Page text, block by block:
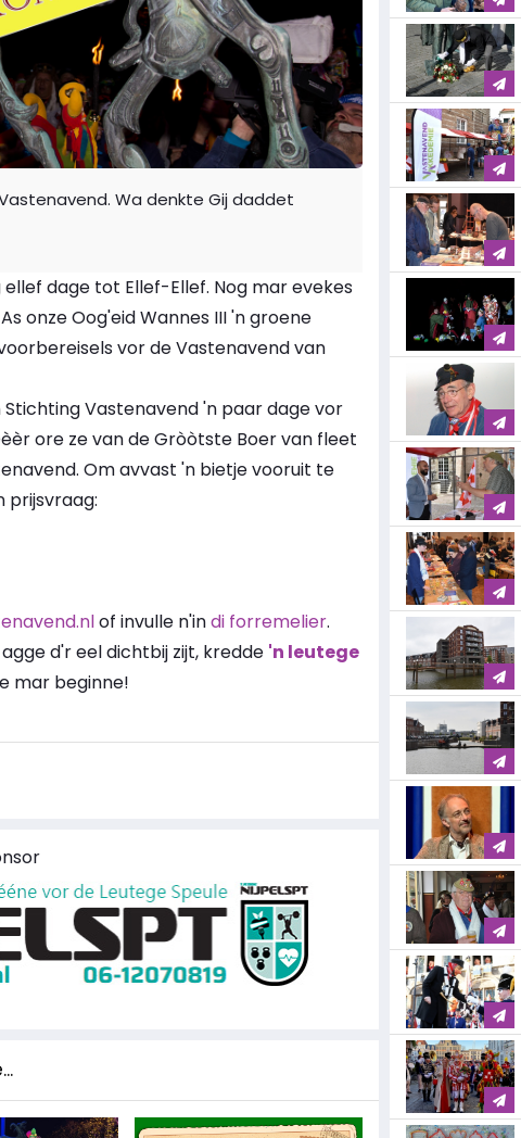
Wa denkte Gij daddet
dage tot Ellef-Ellef. Nog mar evekes
onze Oog'eid Wannes III 'n groene
vor de Vastenavend van
Vastenavend 'n paar dage vor
ore ze van de Gròòtste Boer van fleet
Om avvast 'n bietje vooruit te
prijsvraag:
of invulle n'indi forremelier.
d'r eel dichtbij zijt, kredde 'n leutege
mar beginne!